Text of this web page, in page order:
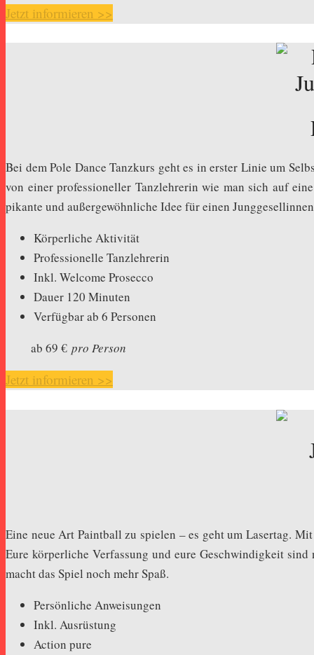
Jetzt informieren >>
Bei dem Pole Dance Tanzkurs geht es in erster Linie um
von einer professioneller Tanzlehrerin wie man sich auf
pikante und außergewöhnliche Idee für einen
Körperliche Aktivität
Professionelle Tanzlehrerin
Inkl. Welcome Prosecco
Dauer 120 Minuten
Verfügbar ab 6 Personen
ab 69 € pro Person
Jetzt informieren >>
Eine neue Art Paintball zu spielen – es geht um Lasertag.
Eure körperliche Verfassung und eure Geschwindigkeit
macht das Spiel noch mehr Spaß.
Persönliche Anweisungen
Inkl. Ausrüstung
Action pure